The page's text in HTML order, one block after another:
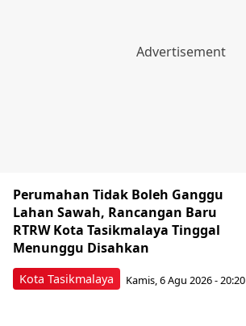
Kota Tasikmalaya
Perumahan Tidak Boleh Ganggu
Lahan Sawah, Rancangan Baru
RTRW Kota Tasikmalaya Tinggal
Menunggu Disahkan
Kamis, 6 Agu 2026 - 20:20